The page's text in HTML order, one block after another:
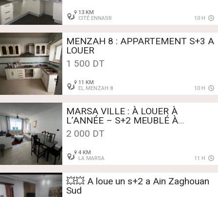
13 KM
CITÉ ENNASR
10 H
MENZAH 8 : APPARTEMENT S+3 A
LOUER
1 500 DT
11 KM
EL MENZAH 8
10 H
MARSA VILLE : À LOUER À
L’ANNÉE – S+2 MEUBLÉ À
QUELQUES MINUTES DE LA MER
2 000 DT
4 KM
LA MARSA
11 H
💥💥 A loue un s+2 a Ain Zaghouan
Sud